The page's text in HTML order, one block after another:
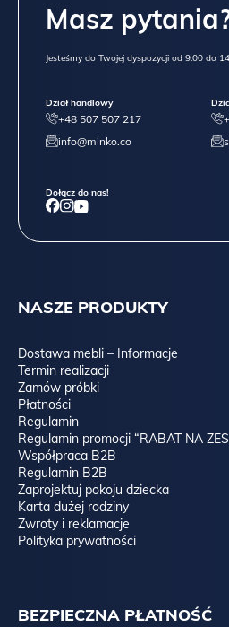
NASZE PRODUKTY
Dostawa mebli – Informacje
Termin realizacji
Zamów próbki
Płatności
Regulamin
Regulamin promocji “RABAT NA
Współpraca B2B
Regulamin B2B
Zaprojektuj pokoju dziecka
Karta dużej rodziny
Zwroty i reklamacje
Polityka prywatności
BEZPIECZNA PŁATNOŚĆ
Masz
Jesteśmy do Twojej dyspozycji od 9:00 do
Dział handlowy
+48 507 507 217
info@minko.co
Dołącz do nas!